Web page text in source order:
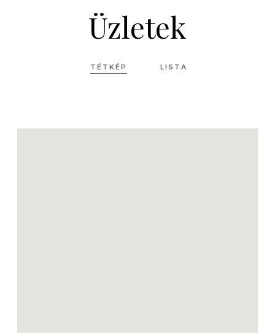
Üzletek
TÉTKÉP LISTA